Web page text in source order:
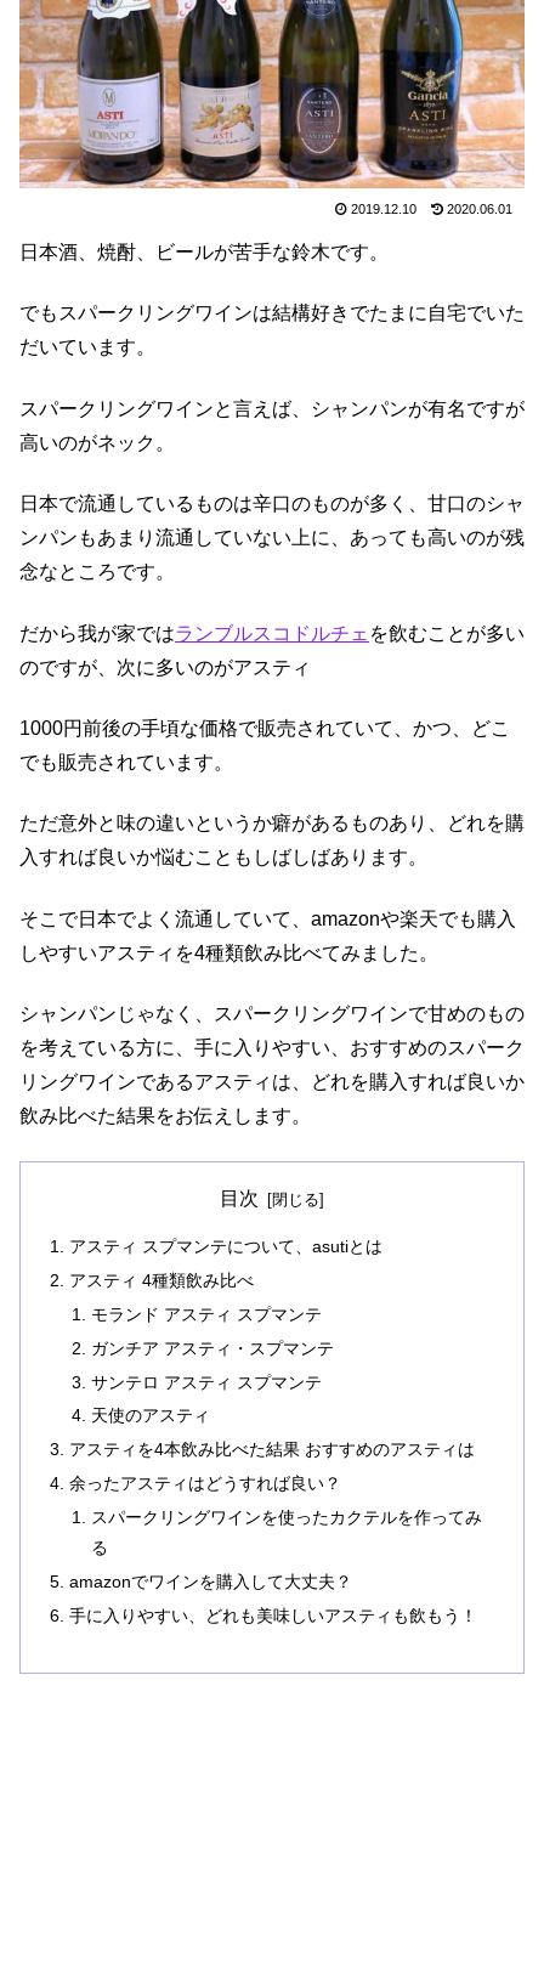
2019.12.10 2020.06.01
日本酒、焼酎、ビールが苦手な鈴木です。
でもスパークリングワインは結構好きでたまに自宅でいた
だいています。
スパークリングワインと言えば、シャンパンが有名ですが
高いのがネック。
日本で流通しているものは辛口のものが多く、甘口のシャ
ンパンもあまり流通していない上に、あっても高いのが残
念なところです。
だから我が家ではランブルスコドルチェ を飲むことが多い
のですが、次に多いのがアスティ
1000円前後の手頃な価格で販売されていて、かつ、どこ
でも販売されています。
ただ意外と味の違いというか癖があるものあり、どれを購
入すれば良いか悩むこともしばしばあります。
そこで日本でよく流通していて、amazonや楽天でも購入
しやすいアスティを4種類飲み比べてみました。
シャンパンじゃなく、スパークリングワインで甘めのもの
を考えている方に、手に入りやすい、おすすめのスパーク
リングワインであるアスティは、どれを購入すれば良いか
飲み比べた結果をお伝えします。
目次
アスティ スプマンテについて、asutiとは
アスティ 4種類飲み比べ
モランド アスティ スプマンテ
ガンチア アスティ・スプマンテ
サンテロ アスティ スプマンテ
天使のアスティ
アスティを4本飲み比べた結果 おすすめのアスティは
余ったアスティはどうすれば良い？
スパークリングワインを使ったカクテルを作ってみ
る
amazonでワインを購入して大丈夫？
手に入りやすい、どれも美味しいアスティも飲もう！